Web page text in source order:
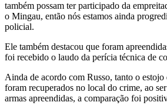
também possam ter participado da
o Mingau, então nós estamos ainda
policial.
Ele também destacou que foram
foi recebido o laudo da perícia técnica de
Ainda de acordo com Russo, tanto o
foram recuperados no local do crime, ao
armas apreendidas, a comparação foi